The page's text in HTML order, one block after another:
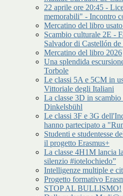
22 aprile ore 20:45 -
memorabili" - Incontro
Mercatino del libro
Scambio culturale 2E -
Salvador di Castellón de
Mercatino del libro 2026
Una splendida
Torbole
Le classi 5A e 5CM in
Vittoriale degli Italiani
La classe 3D in
Dinkelsbühl
Le classi 3F e 3G
hanno partecipato a
Studenti e studentesse
il progetto Erasmus+
La classe 4H1M lancia
silenzio #iotelochiedo”
Intelligenze multiple e
Progetto formativo
STOP AL BULLISMO!